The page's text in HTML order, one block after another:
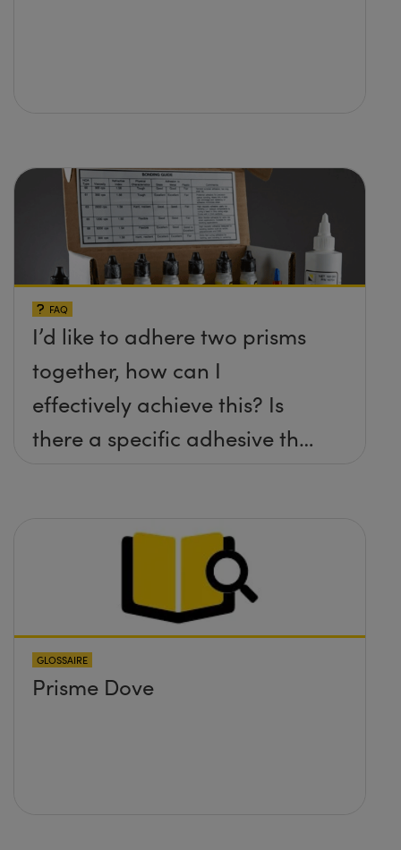
FAQ
I’d like to adhere two prisms
together, how can I
effectively achieve this? Is
there a specific adhesive that
GLOSSAIRE
Prisme Dove